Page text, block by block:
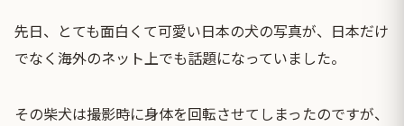
先日、とても面白くて可愛い日本の犬の写真が、日本だけ
でなく海外のネット上でも話題になっていました。
その柴犬は撮影時に身体を回転させてしまったのですが、